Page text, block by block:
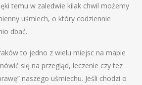
temu w zaledwie kilak chwil możemy
uśmiech, o który codziennie
dbać.
to jedno z wielu miejsc na mapie
się na przegląd, leczenie czy tez
naszego uśmiechu. Jeśli chodzi o